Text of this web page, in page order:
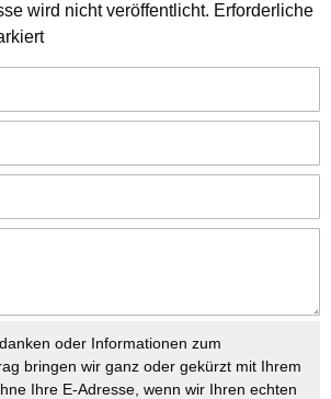
wird nicht veröffentlicht. Erforderliche
oder Informationen zum
bringen wir ganz oder gekürzt mit Ihrem
Ihre E-Adresse, wenn wir Ihren echten